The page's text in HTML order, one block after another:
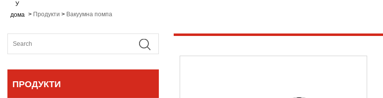
У
дома > Продукти > Вакуумна помпа
ПРОДУКТИ